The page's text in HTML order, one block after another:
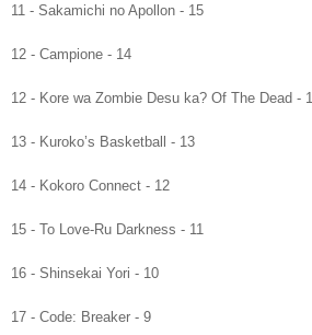
11 - Sakamichi no Apollon - 15
12 - Campione - 14
12 - Kore wa Zombie Desu ka? Of The Dead -
13 - Kuroko’s Basketball - 13
14 - Kokoro Connect - 12
15 - To Love-Ru Darkness - 11
16 - Shinsekai Yori - 10
17 - Code: Breaker - 9